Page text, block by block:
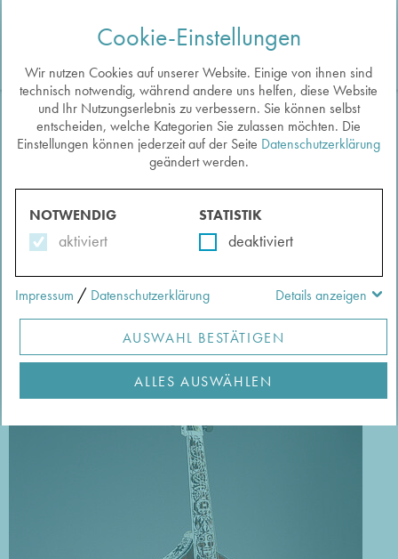
Zurück zu den Impulsen
WIE KLINGEN ELEFANT
UND SCHILDKRÖTE? VON
EXOTISCHEM TIERMATERIAL IN
ALTEN MUSIKINSTRUMENTEN
AUSGANGSPUNKT: Bass-Viola da Gamba
Begründung Ausgangspunkt
Cookie-Einstellungen
Wir nutzen Cookies auf unserer Website. Einige von ihnen sind
technisch notwendig, während andere uns helfen, diese Website
und Ihr Nutzungserlebnis zu verbessern. Sie können selbst
entscheiden, welche Kategorien Sie zulassen möchten. Die
Einstellungen können jederzeit auf der Seite Datenschutzerklärung
geändert werden.
NOTWENDIG
aktiviert
STATISTIK
deaktiviert
Impressum / Datenschutzerklärung Details anzeigen
AUSWAHL BESTÄTIGEN
ALLES AUSWÄHLEN